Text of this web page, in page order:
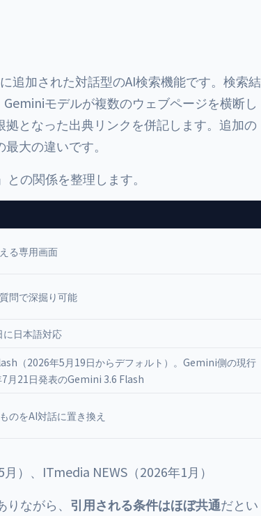
追加された対話型のAI検索機能です。検索結
モデルが複数のウェブページを横断し
となった出典リンクを併記します。追加の
大の違いです。
の関係を整理します。
る専用画面
問で深掘り可能
日本語対応
（2026年5月19日からデフォルト）。Gemini側の現行
月21日発表のGemini 3.6 Flash
のをAI対話に置き換え
）、ITmedia NEWS（2026年1月）
ながら、 引用される条件はほぼ共通だとい